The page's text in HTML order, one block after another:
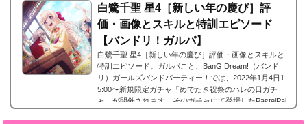
白鷺千聖 星4［新しい年の慶び］評
価・画像とスキルと特訓エピソード
【バンドリ！ガルパ】
白鷺千聖 星4［新しい年の慶び］評価・画像とスキルと
特訓エピソード。ガルパこと、BanG Dream!（バンド
リ）ガールズバンドパーティー！では、2022年1月4日1
5:00〜新規限定ガチャ「めでたき祝祭のハレの日ガチ
ャ」が開催されます。そのガチャにて登場したPastelPal